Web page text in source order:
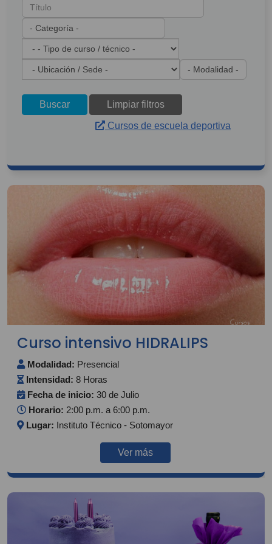
Buscar Limpiar filtros
Cursos de escuela deportiva
Curso intensivo HIDRALIPS
Modalidad: Presencial
Intensidad: 8 Horas
Fecha de inicio: 30 de Julio
Horario: 2:00 p.m. a 6:00 p.m.
Lugar: Instituto Técnico - Sotomayor
Ver más